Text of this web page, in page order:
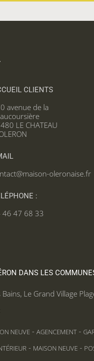
CLIENTS
avenue de la
LE CHATEAU
oleronaise.fr
:
46 47 68 33
DANS LES
Bains, Le Grand Village
NEUVE - AGENCEMENT -
- MAISON NEUVE -